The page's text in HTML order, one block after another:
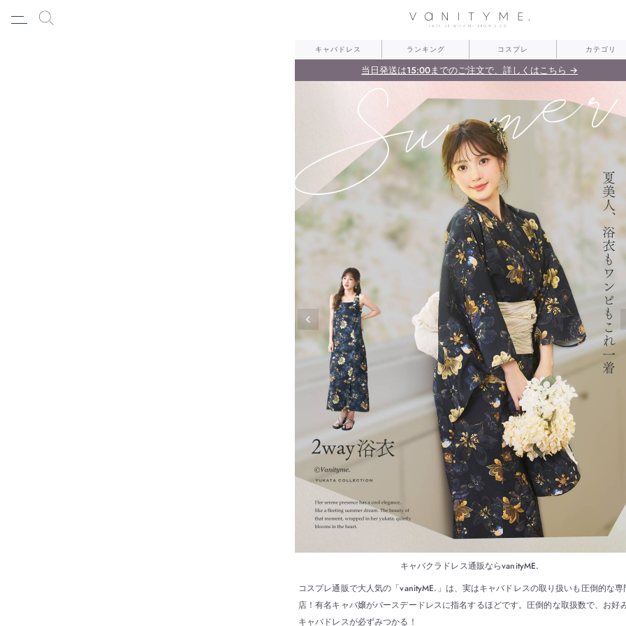
キャバドレス ランキング コスプレ カテゴリ
簡単30秒！会員登録ですぐ使える1000円CPプレゼント →
当日発送は15:00までのご注文で、詳しくはこちら →
最新キャバドレスを全部見る →
簡単30秒！会員登録ですぐ使える1000円CPプレゼント →
当日発送は15:00までのご注文で、詳しくはこちら →
最新キャバドレスを全部見る →
キャバクラドレス通販ならvanityME.
コスプレ通販で大人気の「vanityME.」は、実はキャバドレスの取り扱いも圧倒的な専
店！有名キャバ嬢がバースデードレスに指名するほどです。圧倒的な取扱数で、お好
キャバドレスが必ずみつかる！